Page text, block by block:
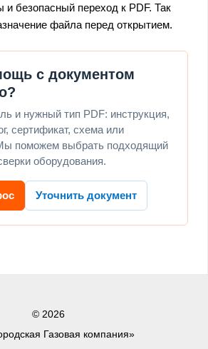
безопасный переход к PDF. Так
файла перед открытием.
с документом
и нужный тип PDF: инструкция,
сертификат, схема или
поможем выбрать подходящий
оборудования.
Уточнить документ
© 2026
Газовая компания»